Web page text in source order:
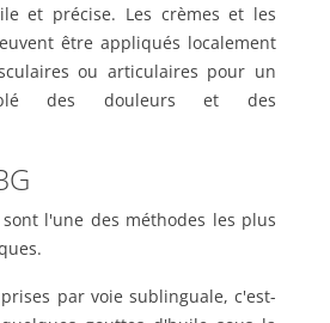
et précise. Les crèmes et les
être appliqués localement
ou articulaires pour un
des douleurs et des
sont l'une des méthodes les plus
par voie sublinguale, c'est-